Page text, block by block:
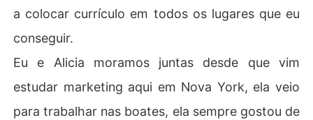
a colocar currículo em todos os lugares que eu
conseguir.
Eu e Alicia moramos juntas desde que vim
estudar marketing aqui em Nova York, ela veio
para trabalhar nas boates, ela sempre gostou de